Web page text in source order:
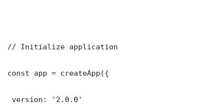
// Initialize application
const app = createApp({
version: '2.0.0'